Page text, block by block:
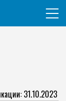
31.10.2023